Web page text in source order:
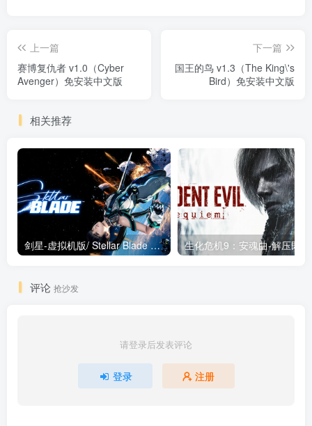
上一篇
赛博复仇者 v1.0（Cyber
Avenger）免安装中文版
下一篇
国王的鸟 v1.3（The King\'s
Bird）免安装中文版
相关推荐
剑星-虚拟机版/ Stellar Blade v1.4.1|Build.19963153 终极版新补丁 送修改器 免安装中文版
评论 抢沙发
请登录后发表评论
登录 注册